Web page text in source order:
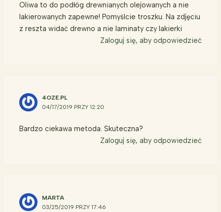
Oliwa to do podłóg drewnianych olejowanych a nie
lakierowanych zapewne! Pomyślcie troszku. Na zdjęciu
z reszta widać drewno a nie laminaty czy lakierki
Zaloguj się, aby odpowiedzieć
4OZE.PL
04/17/2019 PRZY 12:20
Bardzo ciekawa metoda. Skuteczna?
Zaloguj się, aby odpowiedzieć
MARTA
03/25/2019 PRZY 17:46